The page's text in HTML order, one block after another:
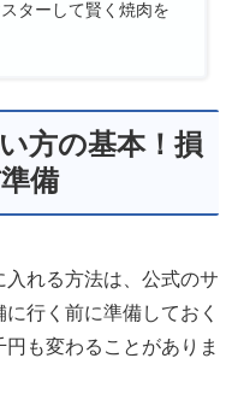
ターして賢く焼肉を
方の基本！損
備
れる方法は、公式のサ
行く前に準備しておく
も変わることがありま